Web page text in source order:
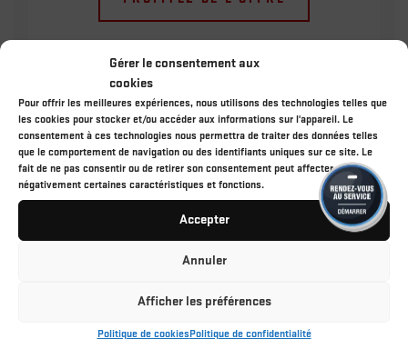
Gérer le consentement aux
cookies
Pour offrir les meilleures expériences, nous utilisons des technologies telles que
les cookies pour stocker et/ou accéder aux informations sur l'appareil. Le
consentement à ces technologies nous permettra de traiter des données telles
que le comportement de navigation ou des identifiants uniques sur ce site. Le
fait de ne pas consentir ou de retirer son consentement peut affecter
négativement certaines caractéristiques et fonctions.
Accepter
Annuler
Afficher les préférences
Politique de cookiesPolitique de confidentialité
Chevrolet Bolt 2027 En
Inventaire